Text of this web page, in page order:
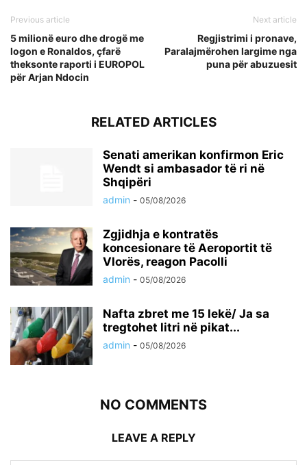
Previous article
5 milionë euro dhe drogë me
logon e Ronaldos, çfarë
theksonte raporti i EUROPOL
për Arjan Ndocin
Next article
Regjistrimi i pronave,
Paralajmërohen largime nga
puna për abuzuesit
RELATED ARTICLES
Senati amerikan konfirmon Eric
Wendt si ambasador të ri në
Shqipëri
admin - 05/08/2026
Zgjidhja e kontratës
koncesionare të Aeroportit të
Vlorës, reagon Pacolli
admin - 05/08/2026
Nafta zbret me 15 lekë/ Ja sa
tregtohet litri në pikat...
admin - 05/08/2026
NO COMMENTS
LEAVE A REPLY